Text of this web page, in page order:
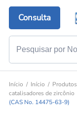
Consulta
Início Início Produtos
catalisadores de zircônio
(CAS No. 14475-63-9)